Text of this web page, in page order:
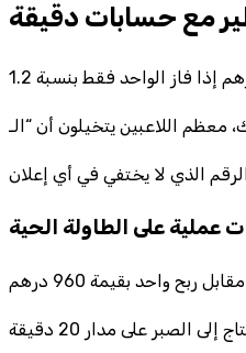
مع حسابات دقيقة
عملية على الطاولة الحية